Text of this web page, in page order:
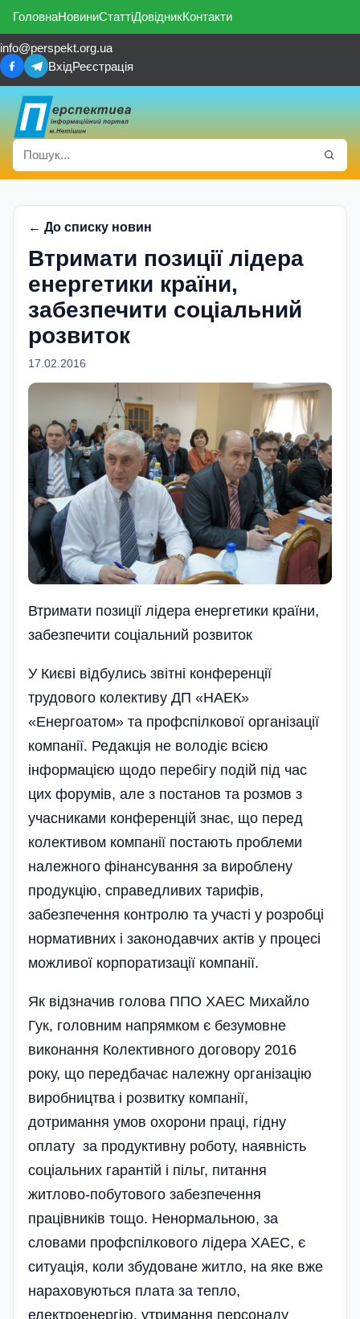
ГоловнаНовиниСтаттіДовідникКонтакти
info@perspekt.org.ua
ВхідРеєстрація
← До списку новин
Втримати позиції лідера
енергетики країни,
забезпечити соціальний
розвиток
17.02.2016
Втримати позиції лідера енергетики країни,
забезпечити соціальний розвиток
У Києві відбулись звітні конференції
трудового колективу ДП «НАЕК»
«Енергоатом» та профспілкової організації
компанії. Редакція не володіє всією
інформацією щодо перебігу подій під час
цих форумів, але з постанов та розмов з
учасниками конференцій знає, що перед
колективом компанії постають проблеми
належного фінансування за вироблену
продукцію, справедливих тарифів,
забезпечення контролю та участі у розробці
нормативних і законодавчих актів у процесі
можливої корпоратизації компанії.
Як відзначив голова ППО ХАЕС Михайло
Гук, головним напрямком є безумовне
виконання Колективного договору 2016
року, що передбачає належну організацію
виробництва і розвитку компанії,
дотримання умов охорони праці, гідну
оплату за продуктивну роботу, наявність
соціальних гарантій і пільг, питання
житлово-побутового забезпечення
працівників тощо. Ненормальною, за
словами профспілкового лідера ХАЕС, є
ситуація, коли збудоване житло, на яке вже
нараховуються плата за тепло,
електроенергію, утримання персоналу